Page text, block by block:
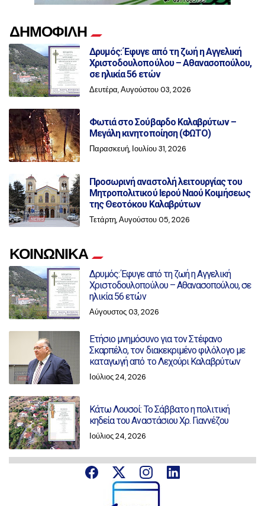
ΔΗΜΟΦΙΛΗ
Δρυμός: Έφυγε από τη ζωή η Αγγελική
Χριστοδουλοπούλου – Αθανασοπούλου,
σε ηλικία 56 ετών
Δευτέρα, Αυγούστου 03, 2026
Φωτιά στο Σούβαρδο Καλαβρύτων –
Μεγάλη κινητοποίηση (ΦΩΤΟ)
Παρασκευή, Ιουλίου 31, 2026
Προσωρινή αναστολή λειτουργίας του
Μητροπολιτικού Ιερού Ναού Κοιμήσεως
της Θεοτόκου Καλαβρύτων
Τετάρτη, Αυγούστου 05, 2026
ΚΟΙΝΩΝΙΚΑ
Δρυμός: Έφυγε από τη ζωή η Αγγελική
Χριστοδουλοπούλου – Αθανασοπούλου, σε
ηλικία 56 ετών
Αύγουστος 03, 2026
Ετήσιο μνημόσυνο για τον Στέφανο
Σκαρπέλο, τον διακεκριμένο φιλόλογο με
καταγωγή από το Λεχούρι Καλαβρύτων
Ιούλιος 24, 2026
Κάτω Λουσοί: Το Σάββατο η πολιτική
κηδεία του Αναστάσιου Χρ. Γιαννέζου
Ιούλιος 24, 2026